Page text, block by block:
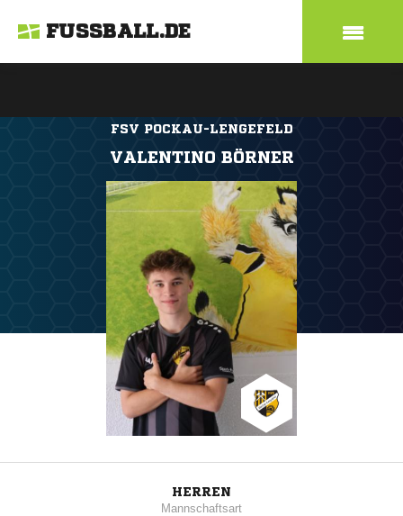
FUSSBALL.DE
FSV POCKAU-LENGEFELD
VALENTINO BÖRNER
HERREN
Mannschaftsart